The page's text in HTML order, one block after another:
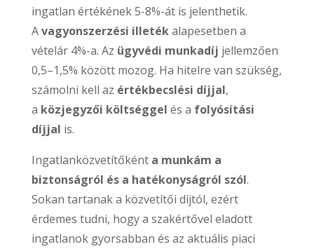
ingatlan értékének 5-8%-át is jelenthetik.
Avagyonszerzési illetékalapesetben a
vételár 4%-a. Az ügyvédi munkadíj jellemzően
0,5–1,5% között mozog. Ha hitelre van szükség,
számolni kell az értékbecslési díjjal,
a közjegyzői költséggel és a folyósítási
díjjal is.
Ingatlanközvetítőként a munkám a
biztonságról és a hatékonyságról szól.
Sokan tartanak a közvetítői díjtól, ezért
érdemes tudni, hogy a szakértővel eladott
ingatlanok gyorsabban és az aktuális piaci